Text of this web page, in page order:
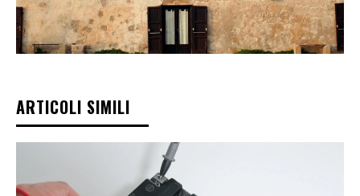
ARTICOLI SIMILI